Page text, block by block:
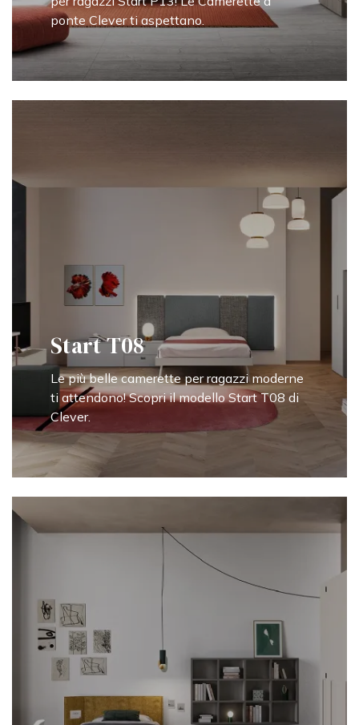
ponte Clever ti aspettano.
Start T08
Le più belle camerette per ragazzi moderne
ti attendono! Scopri il modello Start T08 di
Clever.